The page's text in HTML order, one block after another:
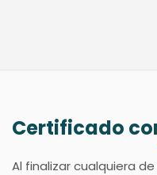
Certificado
Al finalizar cualquiera